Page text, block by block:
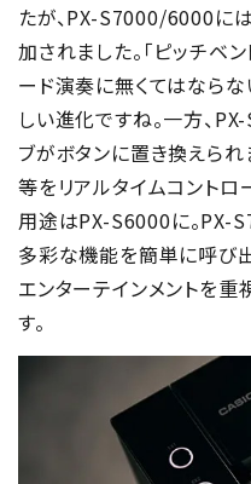
たが、PX-S7000/6000には
加されました。「ピッチベ
ード演奏に無くてはなら
しい進化ですね。一方、
ブがボタンに置き換えられ
等をリアルタイムコント
用途はPX-S6000に。PX-
多彩な機能を簡単に呼び
エンターテインメントを
す。